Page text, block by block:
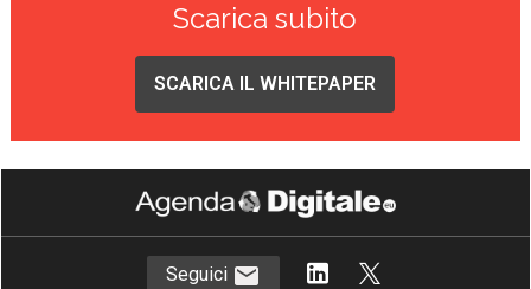
Scarica subito
SCARICA IL WHITEPAPER
Seguici